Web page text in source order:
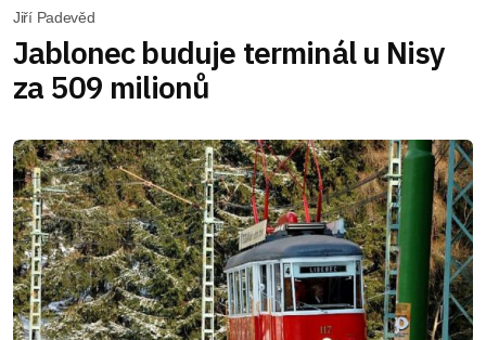
Jiří Padevěd
Jablonec buduje terminál u Nisy
za 509 milionů